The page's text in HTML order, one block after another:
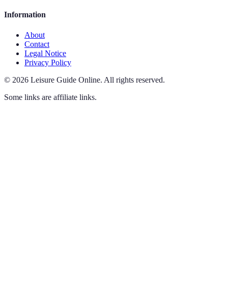
Information
About
Contact
Legal Notice
Privacy Policy
© 2026 Leisure Guide Online. All rights reserved.
Some links are affiliate links.